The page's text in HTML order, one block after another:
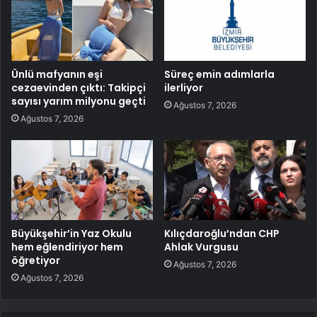
Ünlü mafyanın eşi
cezaevinden çıktı: Takipçi
sayısı yarım milyonu geçti
Ağustos 7, 2026
Süreç emin adımlarla
ilerliyor
Ağustos 7, 2026
Büyükşehir’in Yaz Okulu
hem eğlendiriyor hem
öğretiyor
Ağustos 7, 2026
Kılıçdaroğlu’ndan CHP
Ahlak Vurgusu
Ağustos 7, 2026